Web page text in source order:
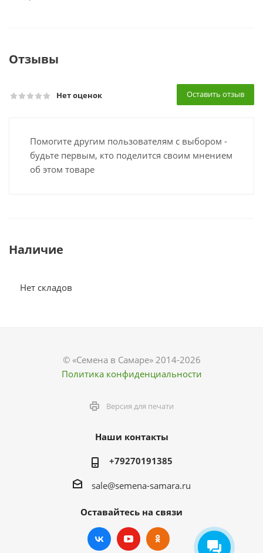
Отзывы
Нет оценок Оставить отзыв
Помогите другим пользователям с выбором -
будьте первым, кто поделится своим мнением
об этом товаре
Наличие
Нет складов
© «Семена в Самаре» 2014-2026
Политика конфиденциальности
Версия для печати
Наши контакты
+79270191385
sale@semena-samara.ru
Оставайтесь на связи